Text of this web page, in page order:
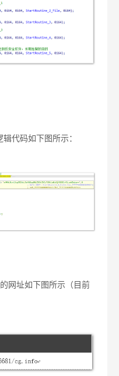
代码如下图所示：
网址如下图所示（目前